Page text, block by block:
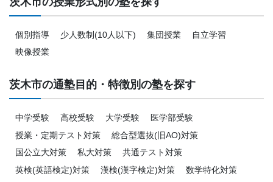
個別指導 少人数制(10人以下) 集団授業
自立学習
映像授業
茨木市の通塾目的・特徴別の塾を探す
中学受験 高校受験 大学受験
医学部受験
授業・定期テスト対策
総合型選抜(旧AO)対策
国公立大対策
私大対策
共通テスト対策
英検(英語検定)対策
漢検(漢字検定)対策
数学特化対策